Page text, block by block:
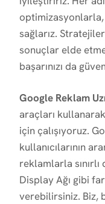
optimizasyonlarla,
sağlarız.
sonuçlar elde
başarınızı da
Google Reklam
araçları
için çalışıyoruz.
kullanıcılarının
reklamlarla
Display Ağı gibi
verebilirsiniz. Biz,